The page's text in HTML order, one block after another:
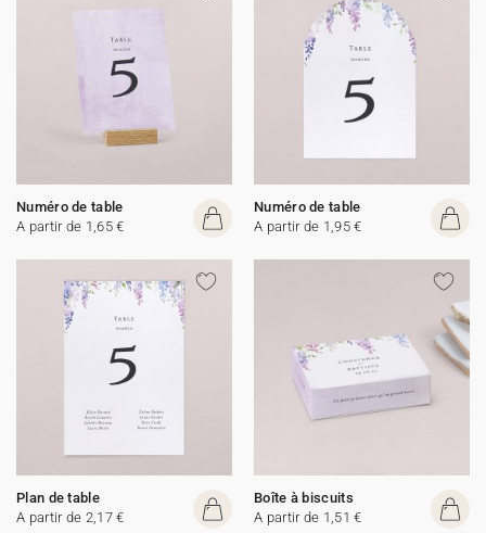
Numéro de table
A partir de 1,65 €
Numéro de table
A partir de 1,95 €
Plan de table
A partir de 2,17 €
Boîte à biscuits
A partir de 1,51 €